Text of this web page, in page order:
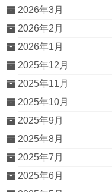
2026年3月
2026年2月
2026年1月
2025年12月
2025年11月
2025年10月
2025年9月
2025年8月
2025年7月
2025年6月